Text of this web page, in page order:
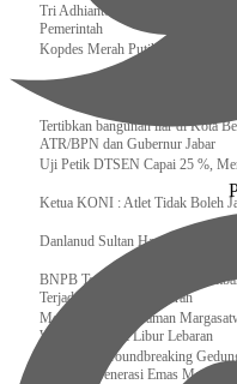
Tri Adhianto Katakan : Tarling
Pemerintah
Kopdes Merah Putih Instrumen
Presiden, Prabowo Subianto
Tertibkan bangunan liar di Kota
ATR/BPN dan Gubernur Jabar
Uji Petik DTSEN Capai 25 %,
Ketua KONI : Atlet Tidak Boleh
Danlanud Sultan Hasanuddin
BNPB Terus Memantau
Terjadi di Beberapa Daerah
Menpar Pastikan Taman
Wisatawan Saat Libur Lebaran
Resmikan Groundbreaking
Ciptakan Generasi Emas Masa